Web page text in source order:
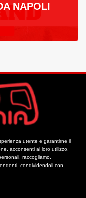
NAPOLI
utente e garantirne il
acconsenti al loro utilizzo.
raccogliamo,
condividendoli con